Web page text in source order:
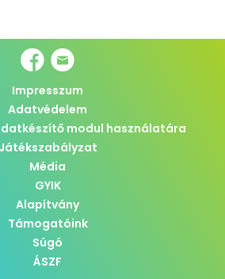
Impresszum
Adatvédelem
modul használatára
Játékszabályzat
Média
GYIK
Alapítvány
Támogatóink
Súgó
ÁSZF